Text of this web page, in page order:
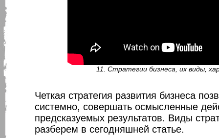
11. Стратегии бизнеса, их виды,
Четкая стратегия развития бизнеса
системно, совершать осмысленные
предсказуемых результатов. Виды
разберем в сегодняшней статье.